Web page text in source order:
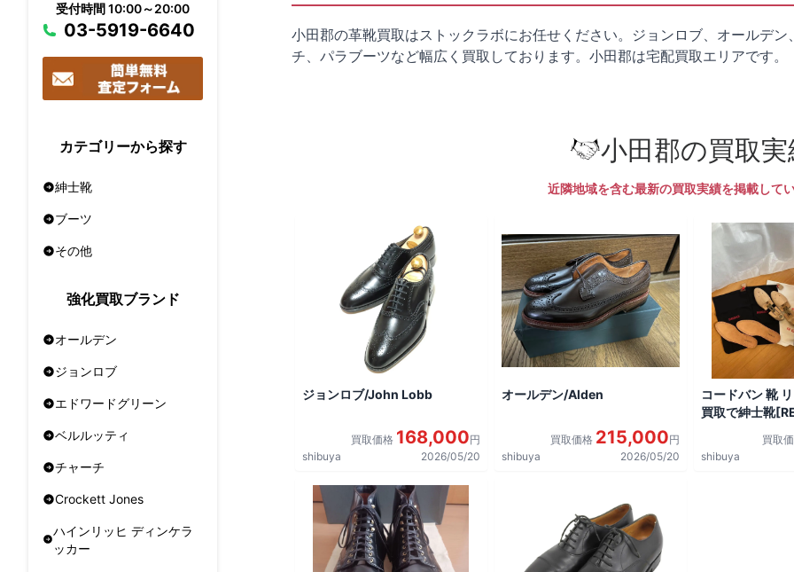
受付時間 10:00～20:00
03-5919-6640
カテゴリーから探す
紳士靴
ブーツ
その他
強化買取ブランド
オールデン
ジョンロブ
エドワードグリーン
ベルルッティ
チャーチ
Crockett Jones
ハインリッヒ ディンケラ
ッカー
小田郡の革靴買取はストックラボにお任せください。ジョンロブ、オールデ
チ、パラブーツなど幅広く買取しております。小田郡は宅配買取エリアです。
小田郡の買取実
近隣地域を含む最新の買取実績を掲載して
ジョンロブ/John Lobb
買取価格 168,000円
shibuya
2026/05/20
オールデン/Alden
買取価格 215,000円
shibuya
2026/05/20
コードバン 靴
買取で紳士靴
買取
shibuya